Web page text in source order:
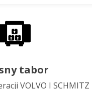
tabor
VOLVO I SCHMITZ